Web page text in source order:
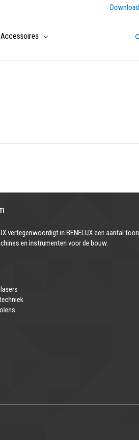
Accessoires
vertegenwoordigt in BENELUX een aantal
en instrumenten voor de bouw.